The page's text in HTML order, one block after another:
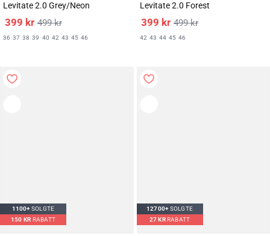
Levitate 2.0 Grey/Neon
499kr
399 kr
36 37 38 39 40 42 43 45 46
Levitate 2.0 Forest
499kr
399 kr
42 43 44 45 46
1100+SOLGTE
150 KR RABATT
12700+SOLGTE
27KRRABATT